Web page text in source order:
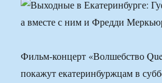
Фильм-концерт «Волшебство
покажут екатеринбуржцам в